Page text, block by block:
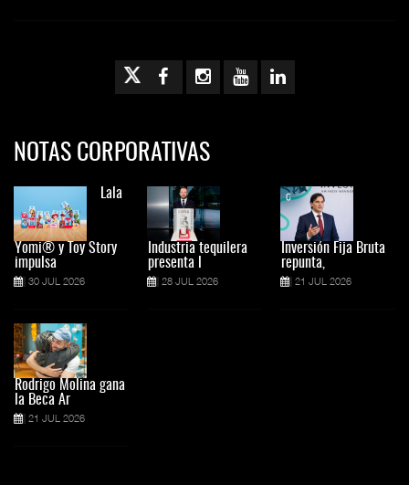
NOTAS CORPORATIVAS
Lala
Yomi® y Toy Story
impulsa
30 JUL 2026
Rodrigo Molina gana
la Beca Ar
21 JUL 2026
Industria tequilera
presenta l
28 JUL 2026
Inversión Fija Bruta
repunta,
21 JUL 2026